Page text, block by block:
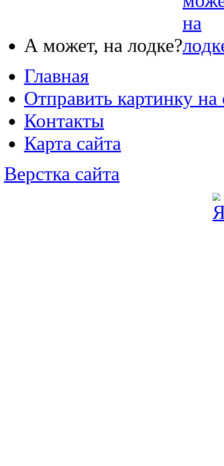
А может, на лодке?
Главная
Отправить картинку на
Контакты
Карта сайта
Верстка сайта